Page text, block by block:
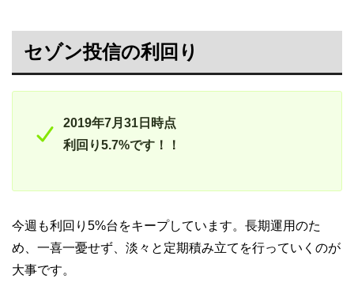
セゾン投信の利回り
2019年7月31日時点
利回り5.7%です！！
今週も利回り5%台をキープしています。長期運用のた
め、一喜一憂せず、淡々と定期積み立てを行っていくのが
大事です。